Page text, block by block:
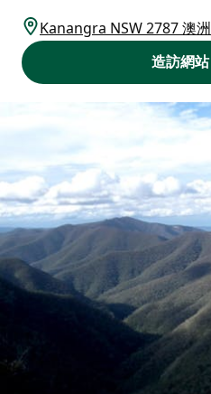
Kanangra NSW 2787 澳洲
造訪網站